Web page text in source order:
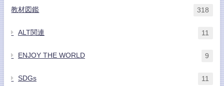
教材図鑑 318
ALT関連 11
ENJOY THE WORLD 9
SDGs 11